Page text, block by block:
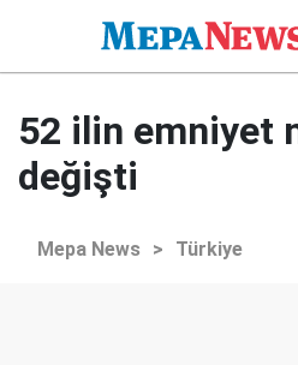
52 ilin emniyet
değişti
Mepa News > Türkiye